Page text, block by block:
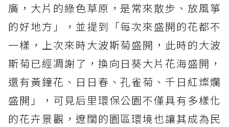
廣，大片的綠色草原，是常來散步、放風箏
的好地方」，並提到「每次來盛開的花都不
一樣，上次來時大波斯菊盛開，此時的大波
斯菊已經凋謝了，換向日葵大片花海盛開，
還有黃鐘花、日日春、孔雀菊、千日紅燦爛
盛開」，可見后里環保公園不僅具有多樣化
的花卉景觀，遼闊的園區環境也讓其成為民